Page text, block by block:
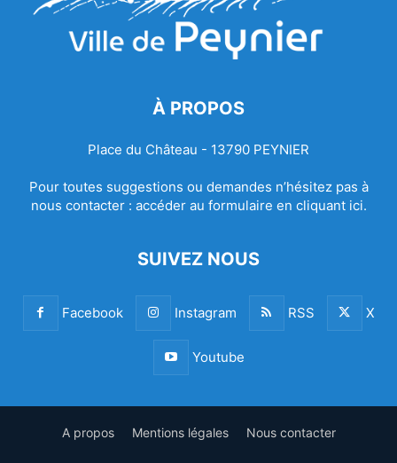
À PROPOS
Place du Château - 13790 PEYNIER
Pour toutes suggestions ou demandes n’hésitez pas à
nous contacter : accéder au formulaire en cliquant ici.
SUIVEZ NOUS
Facebook Instagram RSS X
Youtube
A propos Mentions légales Nous contacter